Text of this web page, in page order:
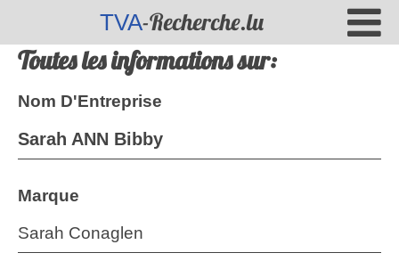
TVA-Recherche.lu
Toutes les informations sur:
Nom D'Entreprise
Sarah ANN Bibby
Marque
Sarah Conaglen